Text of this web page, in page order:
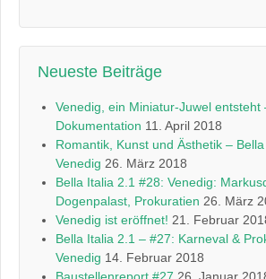
Neueste Beiträge
Venedig, ein Miniatur-Juwel entsteht
Dokumentation 11. April 2018
Romantik, Kunst und Ästhetik –
Venedig 26. März 2018
Bella Italia 2.1 #28: Venedig:
Dogenpalast, Prokuratien 26. März
Venedig ist eröffnet! 21. Februar
Bella Italia 2.1 – #27: Karneval &
Venedig 14. Februar 2018
Baustellenreport #27 26. Januar